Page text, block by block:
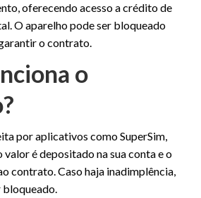
oferecendo acesso a crédito de
O aparelho pode ser bloqueado
o contrato.
o
por aplicativos como SuperSim,
é depositado na sua conta e o
contrato. Caso haja inadimplência,
bloqueado.